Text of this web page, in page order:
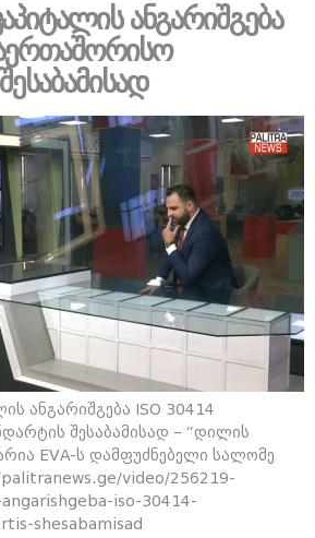
ანგარიშგება
ანგარიშგება ISO 30414
შესაბამისად – “დილის
EVA-ს დამფუძნებელი სალომე
video/256219-
iso-30414-
shesabamisad